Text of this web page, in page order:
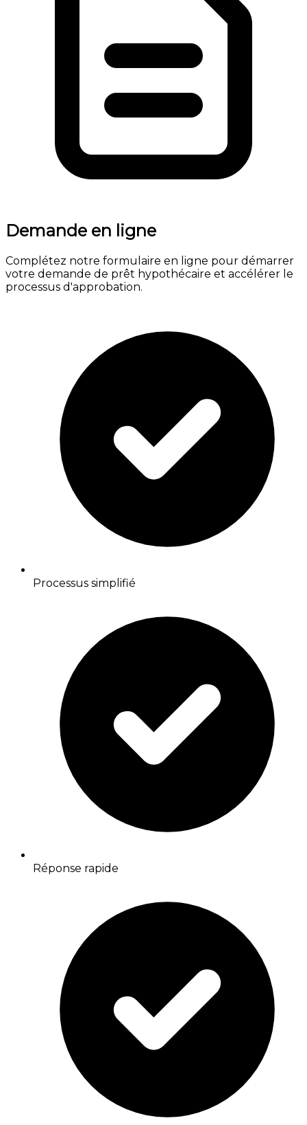
Demande en ligne
Complétez notre formulaire en ligne pour démarrer
votre demande de prêt hypothécaire et accélérer le
processus d'approbation.
Processus simplifié
Réponse rapide